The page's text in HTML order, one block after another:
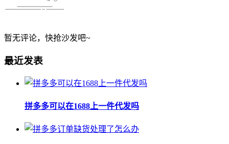
暂无评论，快抢沙发吧~
最近发表
拼多多可以在1688上一件代发吗